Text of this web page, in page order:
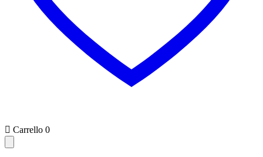
 Carrello 0